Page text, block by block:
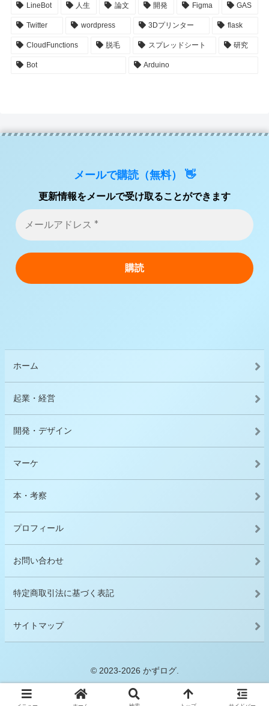
LineBot 人生 論文 開発 Figma GAS
Twitter wordpress 3Dプリンター flask
CloudFunctions 脱毛 スプレッドシート 研究
Bot Arduino
メールで購読（無料） 👋
更新情報をメールで受け取ることができます
ホーム
起業・経営
開発・デザイン
マーケ
本・考察
プロフィール
お問い合わせ
特定商取引法に基づく表記
サイトマップ
© 2023-2026 かずログ.